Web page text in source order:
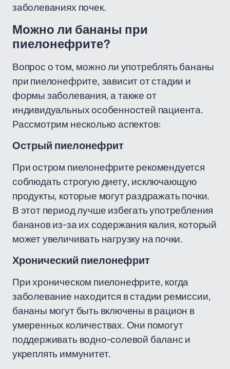
заболеваниях почек.
Можно ли бананы при
пиелонефрите?
Вопрос о том, можно ли употреблять бананы
при пиелонефрите, зависит от стадии и
формы заболевания, а также от
индивидуальных особенностей пациента.
Рассмотрим несколько аспектов:
Острый пиелонефрит
При остром пиелонефрите рекомендуется
соблюдать строгую диету, исключающую
продукты, которые могут раздражать почки.
В этот период лучше избегать употребления
бананов из-за их содержания калия, который
может увеличивать нагрузку на почки.
Хронический пиелонефрит
При хроническом пиелонефрите, когда
заболевание находится в стадии ремиссии,
бананы могут быть включены в рацион в
умеренных количествах. Они помогут
поддерживать водно-солевой баланс и
укреплять иммунитет.